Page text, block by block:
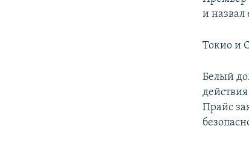
и назвал
Токио и
Белый
Прайс